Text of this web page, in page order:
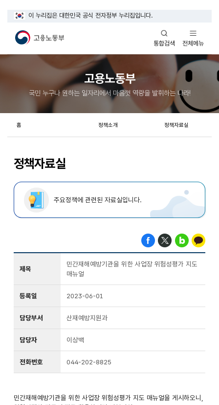
이 누리집은 대한민국 공식 전자정부 누리집입니다.
통합검색
열기
전체메뉴
열기
고용노동부
국민 누구나 원하는 일자리에서 마음껏 역량을 발휘하는 나라!
정책자료실
홈 정책소개 정책자료실
주요정책에 관련된 자료실입니다.
제목
민간재해예방기관을 위한 사업장 위험성평가 지도
매뉴얼
등록일 2023-06-01
담당부서 산재예방지원과
담당자 이상백
전화번호 044-202-8825
민간재해예방기관을 위한 사업장 위험성평가 지도 매뉴얼을 게시하오니,